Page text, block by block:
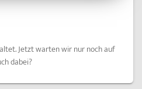
Jetzt warten wir nur noch auf
dabei?